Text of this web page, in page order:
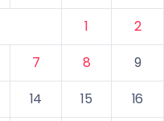
1
2
7 8
9
14 15
16